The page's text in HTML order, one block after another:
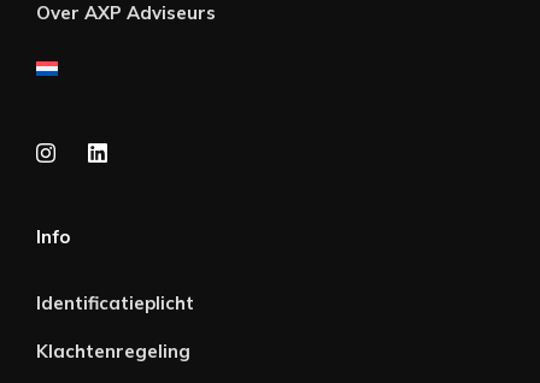
Over AXP Adviseurs
Info
Identificatieplicht
Klachtenregeling